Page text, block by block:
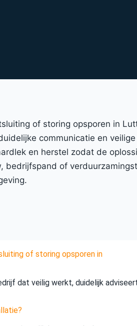
of storing opsporen in
communicatie en
en herstel zodat de
bedrijfspand of
of storing opsporen in
dat veilig werkt, duidelijk